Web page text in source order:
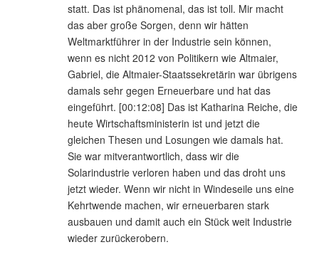
statt. Das ist phänomenal, das ist toll. Mir macht
das aber große Sorgen, denn wir hätten
Weltmarktführer in der Industrie sein können,
wenn es nicht 2012 von Politikern wie Altmaier,
Gabriel, die Altmaier-Staatssekretärin war übrigens
damals sehr gegen Erneuerbare und hat das
eingeführt. [00:12:08] Das ist Katharina Reiche, die
heute Wirtschaftsministerin ist und jetzt die
gleichen Thesen und Losungen wie damals hat.
Sie war mitverantwortlich, dass wir die
Solarindustrie verloren haben und das droht uns
jetzt wieder. Wenn wir nicht in Windeseile uns eine
Kehrtwende machen, wir erneuerbaren stark
ausbauen und damit auch ein Stück weit Industrie
wieder zurückerobern.